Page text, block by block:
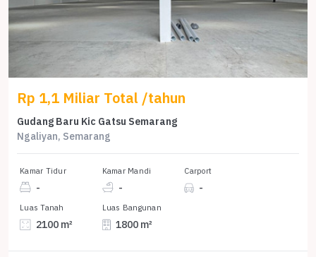
Rp 1,1 Miliar Total /tahun
Gudang Baru Kic Gatsu Semarang
Ngaliyan, Semarang
Kamar Tidur
-
Kamar Mandi
-
Carport
-
Luas Tanah
2100 m²
Luas Bangunan
1800 m²